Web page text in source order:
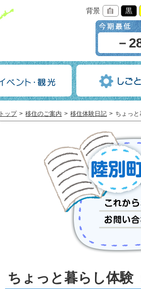
背景 白 黒
－
トップ 移住のご案内 移住体験日記 ちょっと
ちょっと暮らし体験